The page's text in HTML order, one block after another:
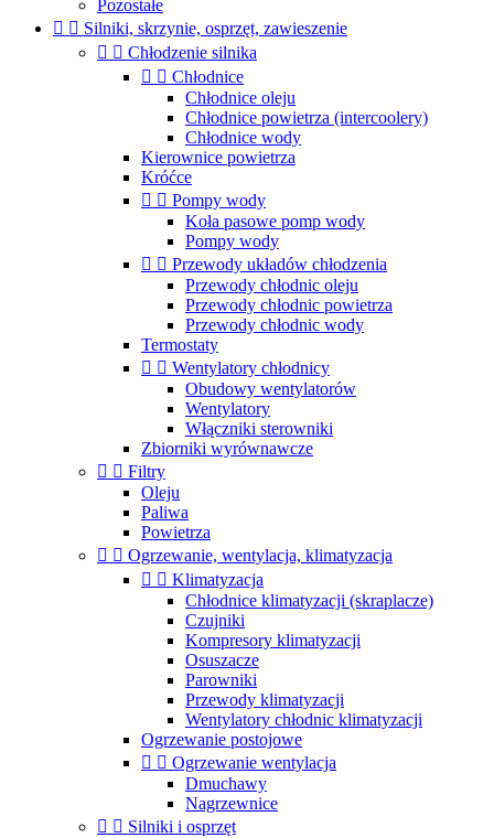
Pozostałe
  Silniki, skrzynie, osprzęt, zawieszenie
  Chłodzenie silnika
  Chłodnice
Chłodnice oleju
Chłodnice powietrza (intercoolery)
Chłodnice wody
Kierownice powietrza
Króćce
  Pompy wody
Koła pasowe pomp wody
Pompy wody
  Przewody układów chłodzenia
Przewody chłodnic oleju
Przewody chłodnic powietrza
Przewody chłodnic wody
Termostaty
  Wentylatory chłodnicy
Obudowy wentylatorów
Wentylatory
Włączniki sterowniki
Zbiorniki wyrównawcze
  Filtry
Oleju
Paliwa
Powietrza
  Ogrzewanie, wentylacja, klimatyzacja
  Klimatyzacja
Chłodnice klimatyzacji (skraplacze)
Czujniki
Kompresory klimatyzacji
Osuszacze
Parowniki
Przewody klimatyzacji
Wentylatory chłodnic klimatyzacji
Ogrzewanie postojowe
  Ogrzewanie wentylacja
Dmuchawy
Nagrzewnice
  Silniki i osprzęt